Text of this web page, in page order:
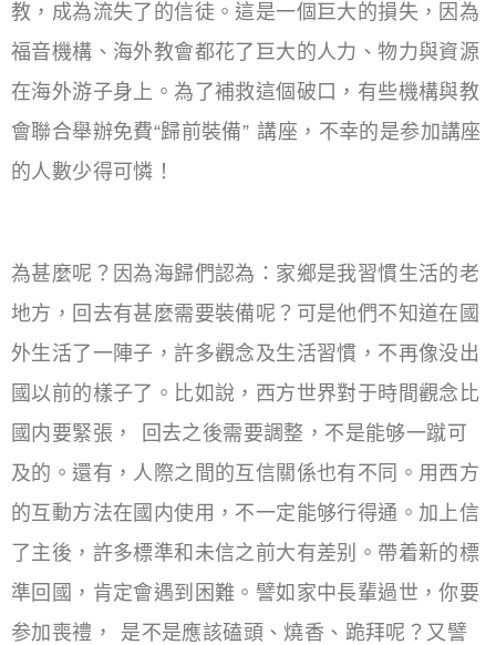
教，成為流失了的信徒。這是一個巨大的損失，因為
福音機構、海外教會都花了巨大的人力、物力與資源
在海外游子身上。為了補救這個破口，有些機構與教
會聯合舉辦免費“歸前裝備” 講座，不幸的是参加講座
的人數少得可憐！
為甚麼呢？因為海歸們認為：家鄉是我習慣生活的老
地方，回去有甚麼需要裝備呢？可是他們不知道在國
外生活了一陣子，許多觀念及生活習慣，不再像没出
國以前的樣子了。比如說，西方世界對于時間觀念比
國内要緊張， 回去之後需要調整，不是能够一蹴可
及的。還有，人際之間的互信關係也有不同。用西方
的互動方法在國内使用，不一定能够行得通。加上信
了主後，許多標準和未信之前大有差别。帶着新的標
準回國，肯定會遇到困難。譬如家中長輩過世，你要
参加喪禮， 是不是應該磕頭、燒香、跪拜呢？又譬